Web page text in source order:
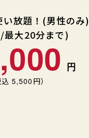
い放題！(男性のみ)
最大20分まで)
込 5,500 円）